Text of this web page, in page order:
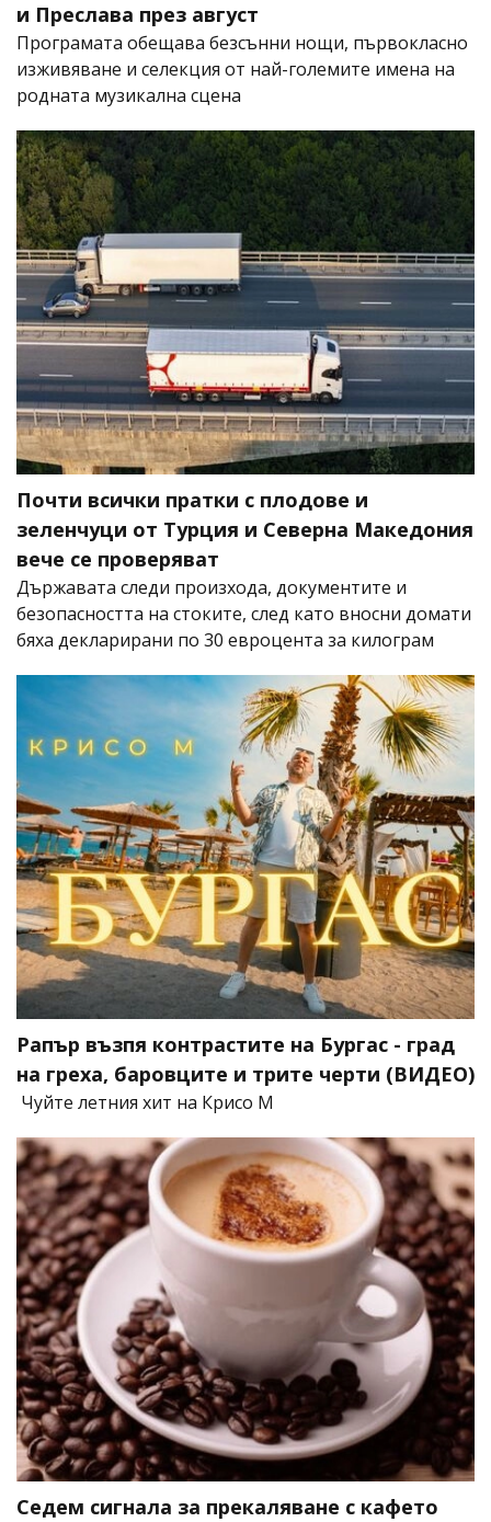
и Преслава през август
Програмата обещава безсънни нощи, първокласно
изживяване и селекция от най-големите имена на
родната музикална сцена
Почти всички пратки с плодове и
зеленчуци от Турция и Северна Македония
вече се проверяват
Държавата следи произхода, документите и
безопасността на стоките, след като вносни домати
бяха декларирани по 30 евроцента за килограм
Рапър възпя контрастите на Бургас - град
на греха, баровците и трите черти (ВИДЕО)
Чуйте летния хит на Крисо М
Седем сигнала за прекаляване с кафето